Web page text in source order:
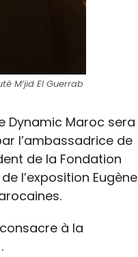
M’jid El Guerrab
Dynamic Maroc sera
l’ambassadrice de
de la Fondation
l’exposition Eugène
à la